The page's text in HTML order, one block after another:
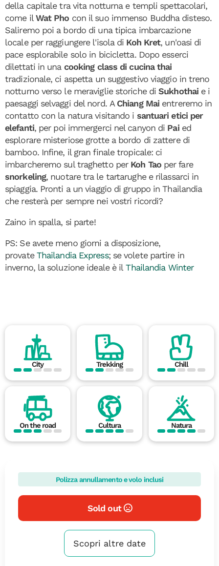
della capitale tra vita notturna e templi spettacolari,
come il Wat Pho con il suo immenso Buddha disteso.
Saliremo poi a bordo di una tipica imbarcazione
locale per raggiungere l'isola di Koh Kret, un'oasi di
pace esplorabile solo in bicicletta. Dopo esserci
dilettati in una cooking class di cucina thai
tradizionale, ci aspetta un suggestivo viaggio in treno
notturno verso le meraviglie storiche diSukhothai e i
paesaggi selvaggi del nord. A Chiang Mai entreremo in
contatto con la natura visitando i santuari etici per
elefanti, per poi immergerci nel canyon di Pai ed
esplorare misteriose grotte a bordo di zattere di
bamboo. Infine, il gran finale tropicale: ci
imbarcheremo sul traghetto per Koh Taoper fare
snorkeling, nuotare tra le tartarughe e rilassarci in
spiaggia. Pronti a un viaggio di gruppo in Thailandia
che resterà per sempre nei vostri ricordi?
Zaino in spalla, si parte!
PS: Se avete meno giorni a disposizione,
provateThailandia Express; se volete partire in
inverno, la soluzione ideale è ilThailandia Winter
City Trekking Chill
On the road Cultura Natura
Polizza annullamento e volo inclusi
Sold out
Scopri altre date